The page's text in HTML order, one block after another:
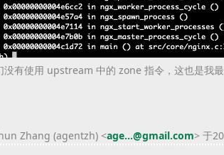
没有使用 upstream 中的 zone 指令，这也是我
Zhang (agentzh) <age...@gmail.com> 于